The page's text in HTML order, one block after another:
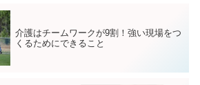
介護はチームワークが9割！強い現場をつ
くるためにできること